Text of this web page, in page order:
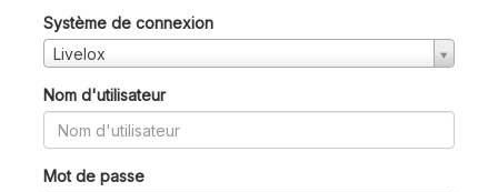
Système de connexion
Livelox
Nom d'utilisateur
Mot de passe